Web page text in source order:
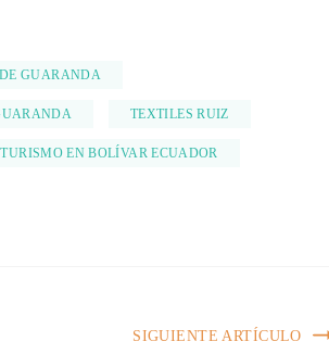
GUARANDA
TEXTILES RUIZ
TURISMO EN BOLÍVAR ECUADOR
SIGUIENTE ARTÍCULO